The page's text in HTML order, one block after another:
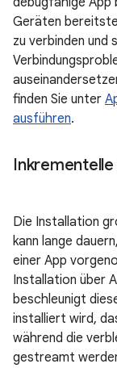
Geräten
zu verbinden und
finden Sie unter
ausführen.
Die Installation
kann lange
einer App
Installation über
beschleunigt
installiert wird,
während die
gestreamt